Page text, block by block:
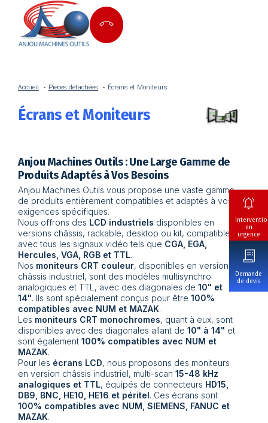
en
urgence
Demande
de devis
Accueil Pièces détachées Écrans et Moniteurs
Écrans et Moniteurs
Anjou Machines Outils : Une Large Gamme de
Produits Adaptés à Vos Besoins
Anjou Machines Outils vous propose une vaste gamme
de produits entièrement compatibles et adaptés à vos
exigences spécifiques.
Nous offrons des LCD industriels disponibles en
versions châssis, rackable, desktop ou kit, compatibles
avec tous les signaux vidéo tels que CGA, EGA,
Hercules, VGA, RGB et TTL.
Nos moniteurs CRT couleur, disponibles en version
châssis industriel, sont des modèles multisynchro
analogiques et TTL, avec des diagonales de 10" et
14". Ils sont spécialement conçus pour être 100%
compatibles avec NUM et MAZAK.
Les moniteurs CRT monochromes, quant à eux, sont
disponibles avec des diagonales allant de 10" à 14" et
sont également 100% compatibles avec NUM et
MAZAK.
Pour les écrans LCD, nous proposons des moniteurs
en version châssis industriel, multi-scan 15-48 kHz
analogiques et TTL, équipés de connecteurs HD15,
DB9, BNC, HE10, HE16 et péritel. Ces écrans sont
100% compatibles avec NUM, SIEMENS, FANUC et
MAZAK.